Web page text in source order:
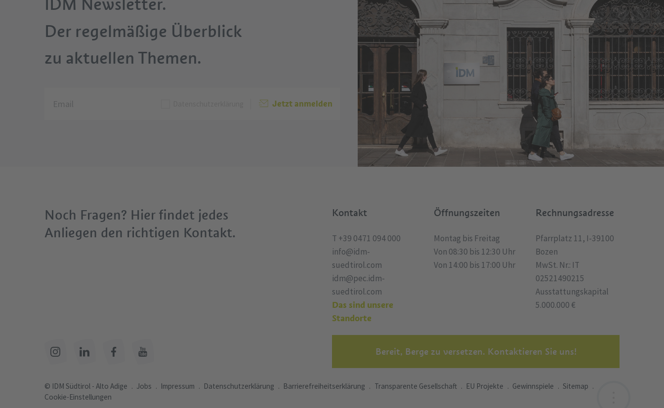
IDM Newsletter.
Der regelmäßige Überblick
zu aktuellen Themen.
Jetzt anmelden
Noch Fragen? Hier findet jedes
Anliegen den richtigen Kontakt.
Kontakt
T +39 0471 094 000
info@idm-
suedtirol.com
idm@pec.idm-
suedtirol.com
Das sind unsere
Standorte
Öffnungszeiten
Montag bis Freitag
Von 08:30 bis 12:30 Uhr
Von 14:00 bis 17:00 Uhr
Rechnungsadresse
Pfarrplatz 11, I-39100
Bozen
MwSt. Nr.: IT
02521490215
Ausstattungskapital
5.000.000 €
Bereit, Berge zu versetzen. Kontaktieren Sie uns!
© IDM Südtirol - Alto Adige Jobs Impressum Datenschutzerklärung Barrierefreiheitserklärung Transparente Gesellschaft EU Projekte Gewinnspiele
Sitemap
Cookie-Einstellungen